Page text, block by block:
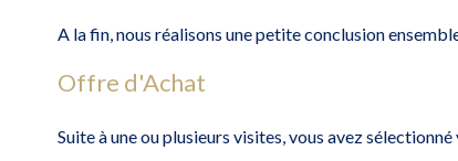
A la fin, nous réalisons une petite conclusion
Offre d'Achat
Suite à une ou plusieurs visites, vous avez